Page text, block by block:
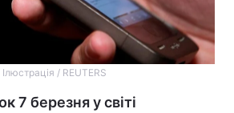
Ілюстрація / REUTERS
7 березня у світі